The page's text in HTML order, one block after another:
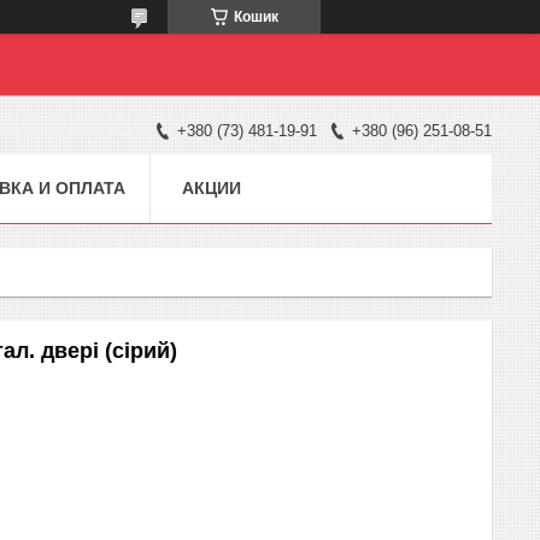
Кошик
+380 (73) 481-19-91 +380 (96) 251-08-51
И ОПЛАТА АКЦИИ
двері (сірий)